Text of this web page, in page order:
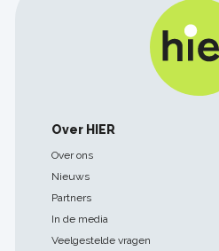
Footer
navigatie
Over HIER
Over ons
Nieuws
Partners
In de media
Veelgestelde vragen